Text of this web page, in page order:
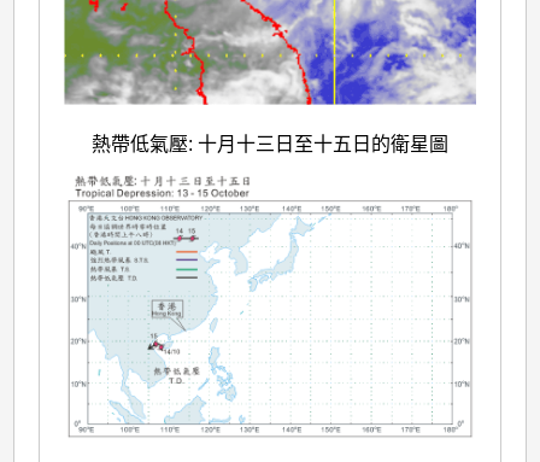
熱帶低氣壓: 十月十三日至十五日的衛星圖